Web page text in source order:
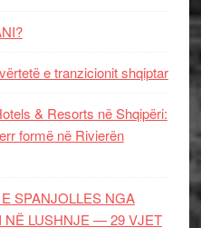
e tranzicionit shqiptar
& Resorts në Shqipëri:
formë në Rivierën
SPANJOLLES NGA
NË LUSHNJE — 29 VJET